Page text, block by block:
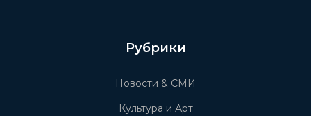
Рубрики
Новости & СМИ
Культура и Арт